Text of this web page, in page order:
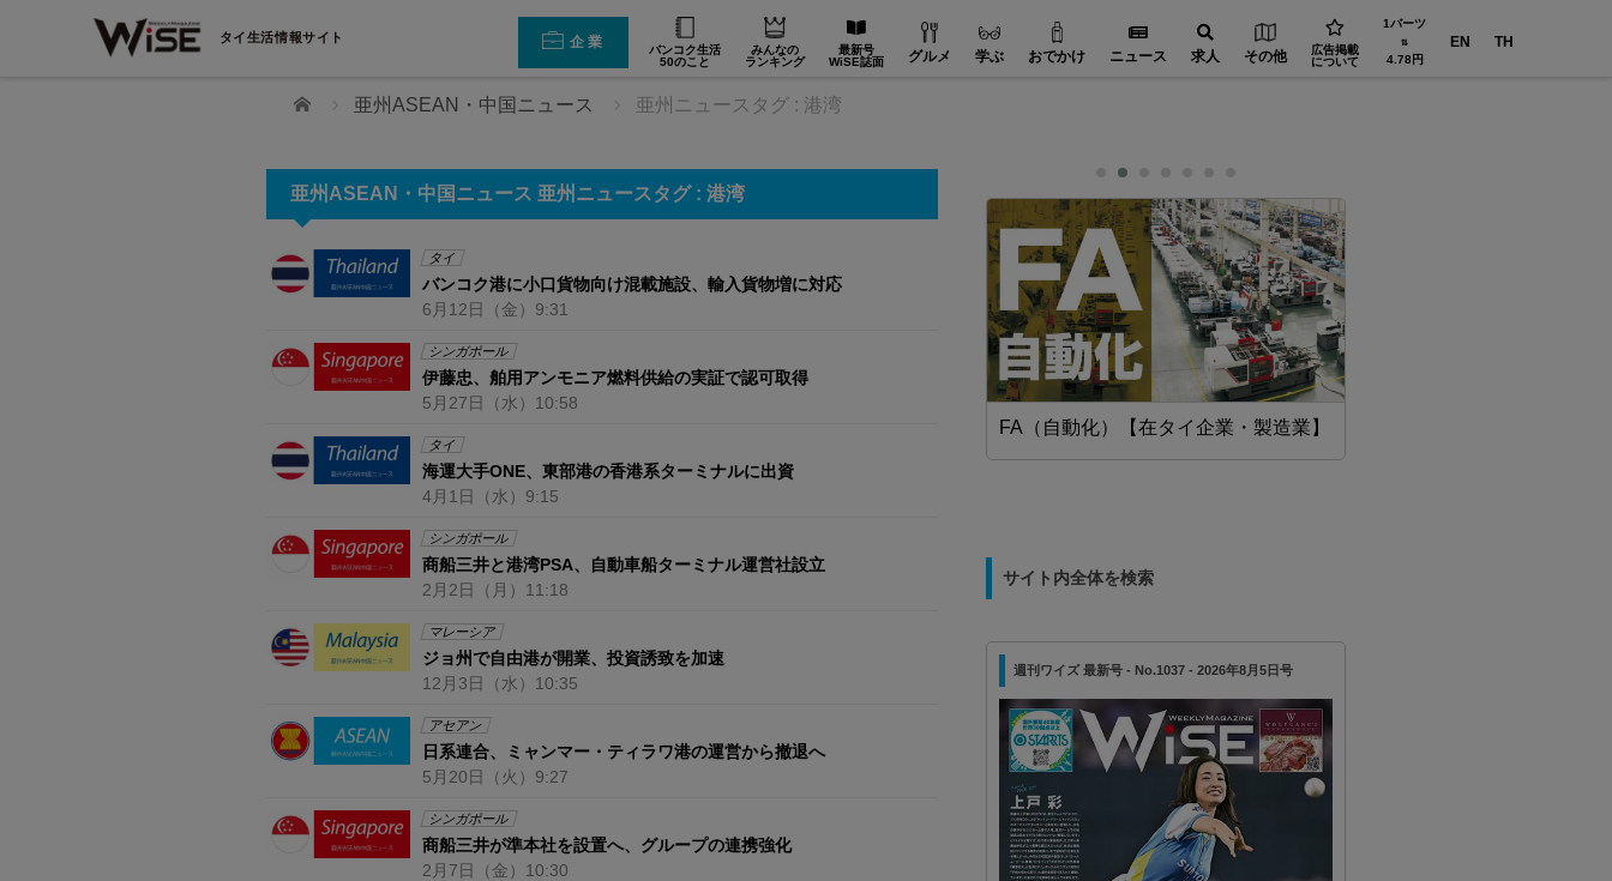
タイ生活情報サイト 企業
バンコク生活
50のこと
みんなの
ランキング
最新号
WiSE誌面
グルメ 学ぶ おでかけ ニュース 求人 その他
広告掲載
について
1バーツ
⇅
4.78円
EN TH
ホーム 亜州ASEAN・中国ニュース 亜州ニュースタグ : 港湾
亜州ASEAN・中国ニュース 亜州ニュースタグ : 港湾
タイ
バンコク港に小口貨物向け混載施設、輸入貨物増に対応
6月12日 （金） 9:31
シンガポール
伊藤忠、舶用アンモニア燃料供給の実証で認可取得
5月27日 （水） 10:58
タイ
海運大手ONE、東部港の香港系ターミナルに出資
4月1日 （水） 9:15
シンガポール
商船三井と港湾PSA、自動車船ターミナル運営社設立
2月2日 （月） 11:18
マレーシア
ジョ州で自由港が開業、投資誘致を加速
12月3日 （水） 10:35
アセアン
日系連合、ミャンマー・ティラワ港の運営から撤退へ
5月20日 （火） 9:27
シンガポール
商船三井が準本社を設置へ、グループの連携強化
2月7日 （金） 10:30
FA（自動化）【在タイ企業・製造業】
サイト内全体を検索
週刊ワイズ 最新号 - No.1037 - 2026年8月5日号